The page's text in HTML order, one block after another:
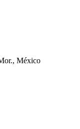
México